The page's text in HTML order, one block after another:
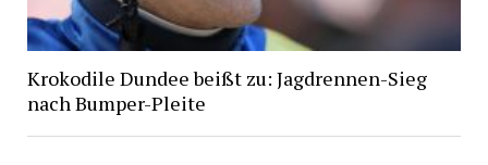
Krokodile Dundee beißt zu: Jagdrennen-Sieg
nach Bumper-Pleite